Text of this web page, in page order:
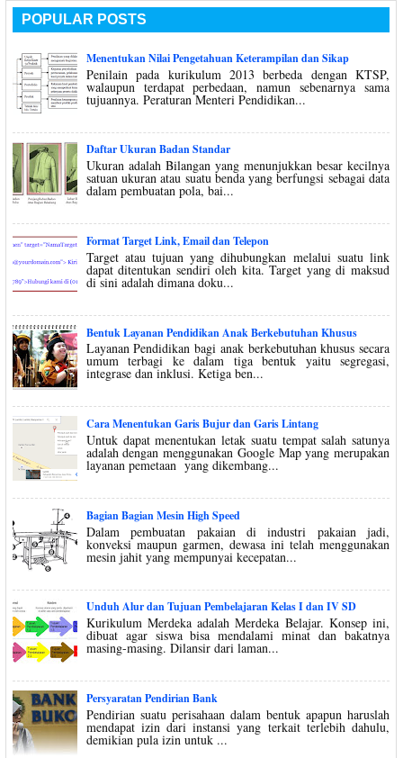
POPULAR POSTS
Menentukan Nilai Pengetahuan Keterampilan dan Sikap
Penilain pada kurikulum 2013 berbeda dengan KTSP,
walaupun terdapat perbedaan, namun sebenarnya sama
tujuannya. Peraturan Menteri Pendidikan...
Daftar Ukuran Badan Standar
Ukuran adalah Bilangan yang menunjukkan besar kecilnya
satuan ukuran atau suatu benda yang berfungsi sebagai data
dalam pembuatan pola, bai...
Format Target Link, Email dan Telepon
Target atau tujuan yang dihubungkan melalui suatu link
dapat ditentukan sendiri oleh kita. Target yang di maksud
di sini adalah dimana doku...
Bentuk Layanan Pendidikan Anak Berkebutuhan Khusus
Layanan Pendidikan bagi anak berkebutuhan khusus secara
umum terbagi ke dalam tiga bentuk yaitu segregasi,
integrase dan inklusi. Ketiga ben...
Cara Menentukan Garis Bujur dan Garis Lintang
Untuk dapat menentukan letak suatu tempat salah satunya
adalah dengan menggunakan Google Map yang merupakan
layanan pemetaan yang dikembang...
Bagian Bagian Mesin High Speed
Dalam pembuatan pakaian di industri pakaian jadi,
konveksi maupun garmen, dewasa ini telah menggunakan
mesin jahit yang mempunyai kecepatan...
Unduh Alur dan Tujuan Pembelajaran Kelas I dan IV SD
Kurikulum Merdeka adalah Merdeka Belajar. Konsep ini,
dibuat agar siswa bisa mendalami minat dan bakatnya
masing-masing. Dilansir dari laman...
Persyaratan Pendirian Bank
Pendirian suatu perisahaan dalam bentuk apapun haruslah
mendapat izin dari instansi yang terkait terlebih dahulu,
demikian pula izin untuk ...